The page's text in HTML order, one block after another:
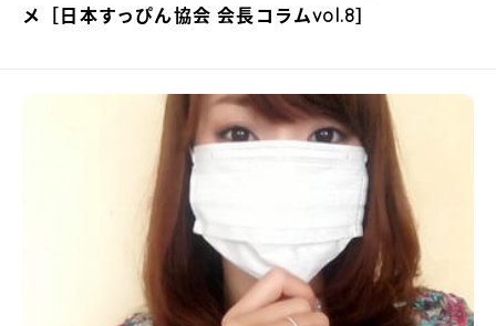
メ［日本すっぴん協会 会長コラムvol.8］